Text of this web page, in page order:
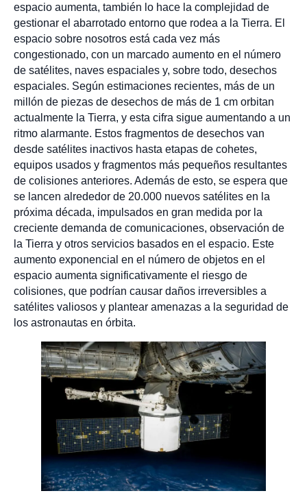
espacio aumenta, también lo hace la complejidad de
gestionar el abarrotado entorno que rodea a la Tierra. El
espacio sobre nosotros está cada vez más
congestionado, con un marcado aumento en el número
de satélites, naves espaciales y, sobre todo, desechos
espaciales. Según estimaciones recientes, más de un
millón de piezas de desechos de más de 1 cm orbitan
actualmente la Tierra, y esta cifra sigue aumentando a un
ritmo alarmante. Estos fragmentos de desechos van
desde satélites inactivos hasta etapas de cohetes,
equipos usados y fragmentos más pequeños resultantes
de colisiones anteriores. Además de esto, se espera que
se lancen alrededor de 20.000 nuevos satélites en la
próxima década, impulsados en gran medida por la
creciente demanda de comunicaciones, observación de
la Tierra y otros servicios basados en el espacio. Este
aumento exponencial en el número de objetos en el
espacio aumenta significativamente el riesgo de
colisiones, que podrían causar daños irreversibles a
satélites valiosos y plantear amenazas a la seguridad de
los astronautas en órbita.